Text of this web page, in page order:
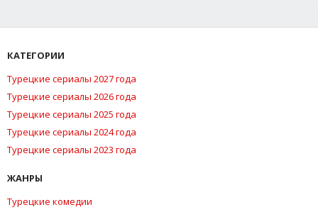
КАТЕГОРИИ
Турецкие сериалы 2027 года
Турецкие сериалы 2026 года
Турецкие сериалы 2025 года
Турецкие сериалы 2024 года
Турецкие сериалы 2023 года
ЖАНРЫ
Турецкие комедии